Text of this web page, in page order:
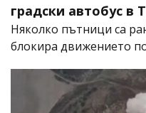
градски автобус в
Няколко пътници са
блокира движението